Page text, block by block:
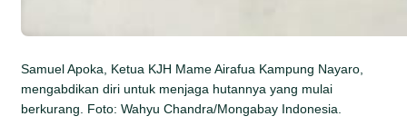
Samuel Apoka, Ketua KJH Mame Airafua Kampung Nayaro,
mengabdikan diri untuk menjaga hutannya yang mulai
berkurang. Foto: Wahyu Chandra/Mongabay Indonesia.